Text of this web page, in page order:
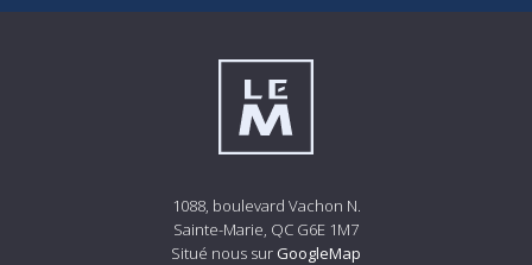
1088, boulevard Vachon N.
Sainte-Marie, QC G6E 1M7
Situé nous sur GoogleMap